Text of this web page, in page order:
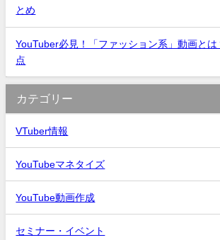
とめ
YouTuber必見！「ファッション系」動画と
点
カテゴリー
VTuber情報
YouTubeマネタイズ
YouTube動画作成
セミナー・イベント